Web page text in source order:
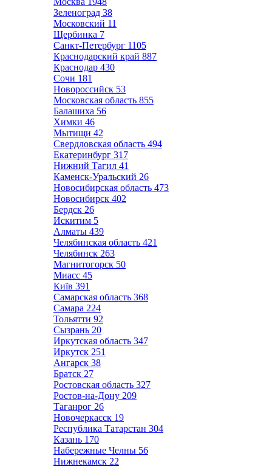
Зеленоград 38
Московский 11
Щербинка 7
Санкт-Петербург 1105
Краснодарский край 887
Краснодар 430
Сочи 181
Новороссийск 53
Московская область 855
Балашиха 56
Химки 46
Мытищи 42
Свердловская область 494
Екатеринбург 317
Нижний Тагил 41
Каменск-Уральский 26
Новосибирская область 473
Новосибирск 402
Бердск 26
Искитим 5
Алматы 439
Челябинская область 421
Челябинск 263
Магнитогорск 50
Миасс 45
Київ 391
Самарская область 368
Самара 224
Тольятти 92
Сызрань 20
Иркутская область 347
Иркутск 251
Ангарск 38
Братск 27
Ростовская область 327
Ростов-на-Дону 209
Таганрог 26
Новочеркасск 19
Республика Татарстан 304
Казань 170
Набережные Челны 56
Нижнекамск 22